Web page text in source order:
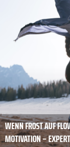
WENN FROST AUF
MOTIVATION –